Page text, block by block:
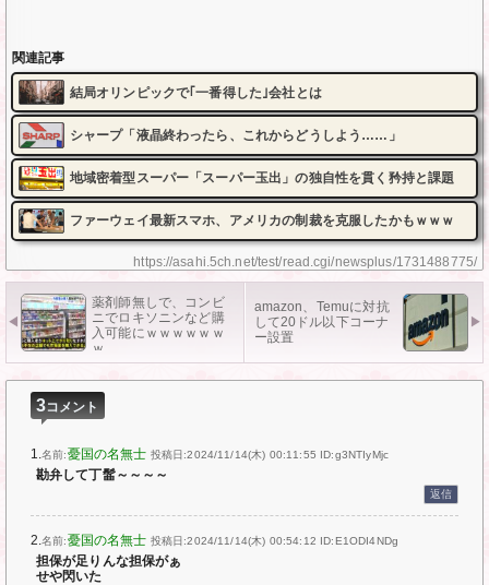
https://asahi.5ch.net/test/read.cgi/newsplus/1731488775/
関連記事
結局オリンピックで｢一番得した｣会社とは
シャープ「液晶終わったら、これからどうしよう……」
地域密着型スーパー「スーパー玉出」の独自性を貫く矜持と課題
ファーウェイ最新スマホ、アメリカの制裁を克服したかもｗｗｗ
薬剤師無しで、コンビ
ニでロキソニンなど購
入可能にｗｗｗｗｗｗ
ｗ
amazon、Temuに対抗
して20ドル以下コーナ
ー設置
3コメント
1.名前:憂国の名無士 投稿日:2024/11/14(木) 00:11:55 ID:g3NTIyMjc
勘弁して丁髷～～～～
返信
2.名前:憂国の名無士 投稿日:2024/11/14(木) 00:54:12 ID:E1ODI4NDg
担保が足りんな担保がぁ
せや閃いた